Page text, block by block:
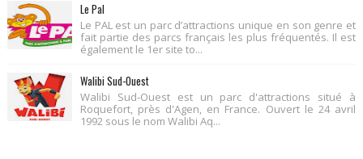
Le Pal
Le PAL est un parc d’attractions unique en son genre et
fait partie des parcs français les plus fréquentés. Il est
également le 1er site to...
Walibi Sud-Ouest
Walibi Sud-Ouest est un parc d'attractions situé à
Roquefort, près d'Agen, en France. Ouvert le 24 avril
1992 sous le nom Walibi Aq...